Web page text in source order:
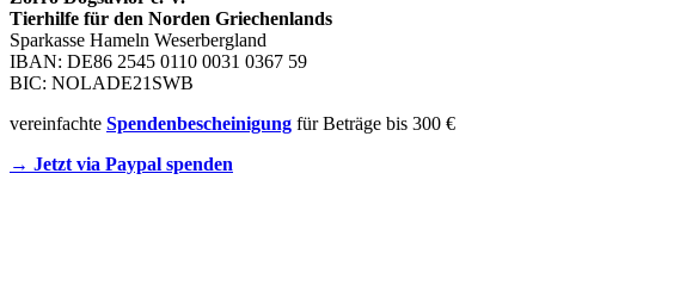
Tierhilfe für den Norden Griechenlands
Sparkasse Hameln Weserbergland
IBAN: DE86 2545 0110 0031 0367 59
BIC: NOLADE21SWB
vereinfachte Spendenbescheinigung für Beträge bis 300 €
→ Jetzt via Paypal spenden